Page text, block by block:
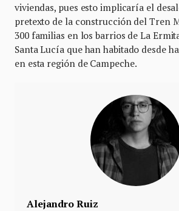
viviendas, pues esto implicaría el
pretexto de la construcción del Tren
300 familias en los barrios de La
Santa Lucía que han habitado desde
en esta región de Campeche.
Alejandro Ruiz